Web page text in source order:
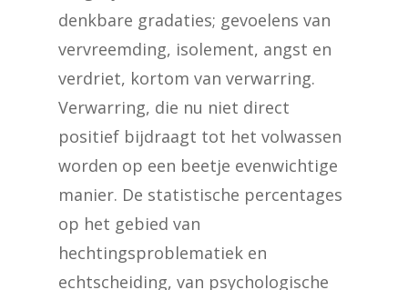
denkbare gradaties; gevoelens van
vervreemding, isolement, angst en
verdriet, kortom van verwarring.
Verwarring, die nu niet direct
positief bijdraagt tot het volwassen
worden op een beetje evenwichtige
manier. De statistische percentages
op het gebied van
hechtingsproblematiek en
echtscheiding, van psychologische